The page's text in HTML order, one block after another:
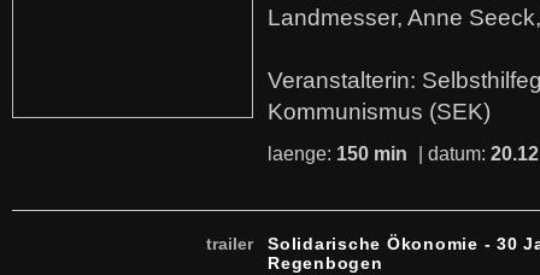
Landmesser, Anne
Veranstalterin:
Kommunismus (SEK)
laenge: 150 min | datum:
trailer
Solidarische Ökonomie - 30
Regenbogen